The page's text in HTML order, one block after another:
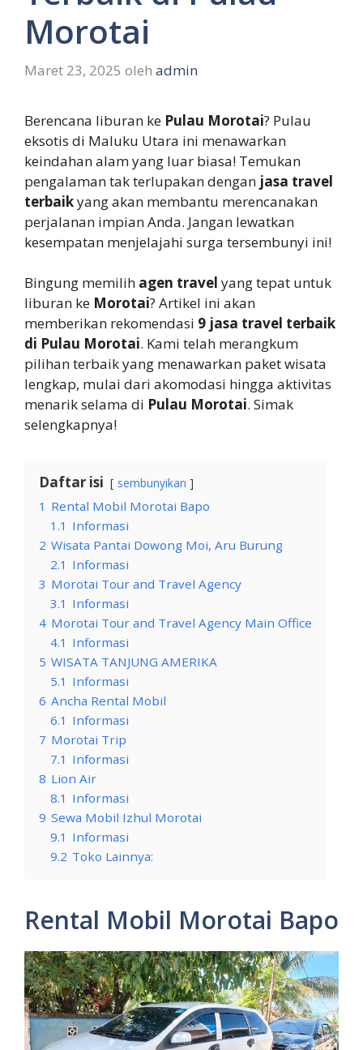
Morotai
Maret 23, 2025 oleh admin
Berencana liburan ke Pulau Morotai? Pulau
eksotis di Maluku Utara ini menawarkan
keindahan alam yang luar biasa! Temukan
pengalaman tak terlupakan dengan jasa travel
terbaikyang akan membantu merencanakan
perjalanan impian Anda. Jangan lewatkan
kesempatan menjelajahi surga tersembunyi ini!
Bingung memilih agen travel yang tepat untuk
liburan ke Morotai? Artikel ini akan
memberikan rekomendasi 9 jasa travel terbaik
di Pulau Morotai. Kami telah merangkum
pilihan terbaik yang menawarkan paket wisata
lengkap, mulai dari akomodasi hingga aktivitas
menarik selama di Pulau Morotai. Simak
selengkapnya!
Daftar isi sembunyikan
1 Rental Mobil Morotai Bapo
1.1 Informasi
2 Wisata Pantai Dowong Moi, Aru Burung
2.1 Informasi
3 Morotai Tour and Travel Agency
3.1 Informasi
4 Morotai Tour and Travel Agency Main Office
4.1 Informasi
5 WISATA TANJUNG AMERIKA
5.1 Informasi
6 Ancha Rental Mobil
6.1 Informasi
7 Morotai Trip
7.1 Informasi
8 Lion Air
8.1 Informasi
9 Sewa Mobil Izhul Morotai
9.1 Informasi
9.2 Toko Lainnya:
Rental Mobil Morotai Bapo